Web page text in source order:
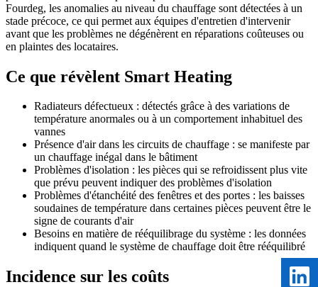
Fourdeg, les anomalies au niveau du chauffage sont détectées à un
stade précoce, ce qui permet aux équipes d'entretien d'intervenir
avant que les problèmes ne dégénèrent en réparations coûteuses ou
en plaintes des locataires.
Ce que révèlent Smart Heating
Radiateurs défectueux : détectés grâce à des variations de
température anormales ou à un comportement inhabituel des
vannes
Présence d'air dans les circuits de chauffage : se manifeste par
un chauffage inégal dans le bâtiment
Problèmes d'isolation : les pièces qui se refroidissent plus vite
que prévu peuvent indiquer des problèmes d'isolation
Problèmes d'étanchéité des fenêtres et des portes : les baisses
soudaines de température dans certaines pièces peuvent être le
signe de courants d'air
Besoins en matière de rééquilibrage du système : les données
indiquent quand le système de chauffage doit être rééquilibré
Incidence sur les coûts